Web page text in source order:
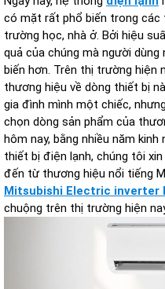
có mặt rất phổ biến trong các
trường học, nhà ở. Bởi hiệu
quả của chúng mà người
biến hơn. Trên thị trường hiện
thương hiệu về dòng thiết bị
gia đình mình một chiếc,
chọn dòng sản phẩm của
hôm nay, bằng nhiều năm
thiết bị điện lạnh, chúng tôi
đến từ thương hiệu nổi tiếng
Mitsubishi Electric inverter
chuộng trên thị trường hiện